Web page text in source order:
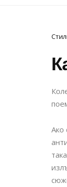
Ако